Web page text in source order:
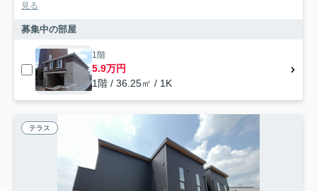
見る
募集中の部屋
1階
5.9万円
1階 / 36.25㎡ / 1K
テラス